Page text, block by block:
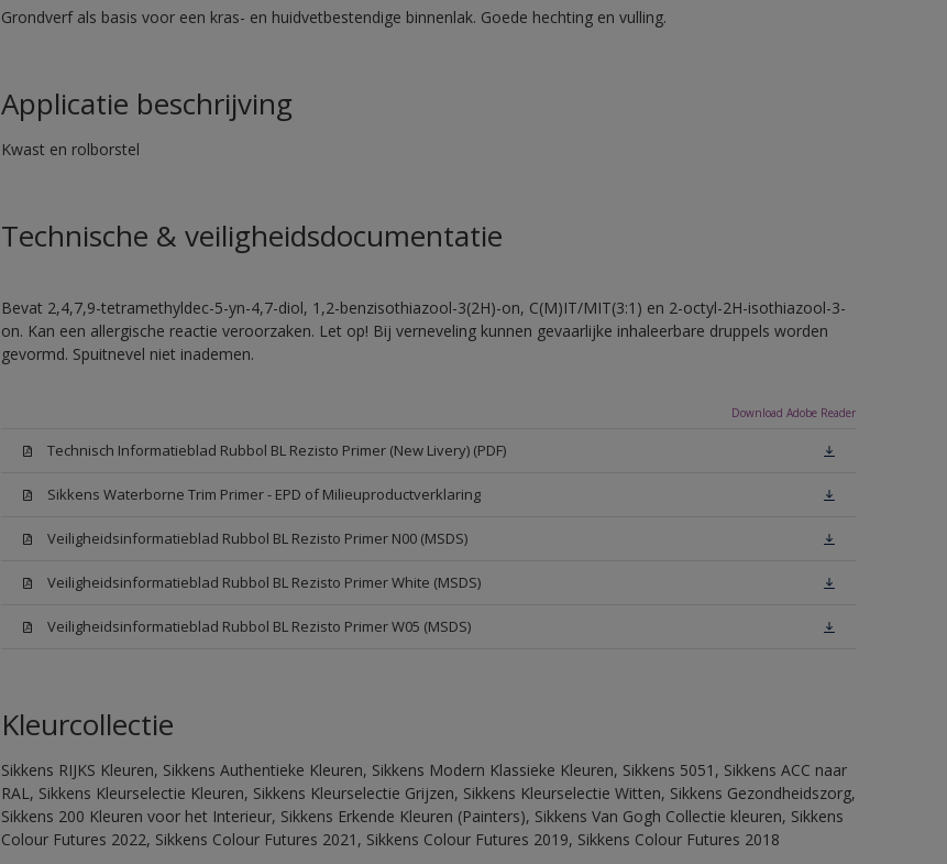
Grondverf als basis voor een kras- en huidvetbestendige binnenlak. Goede hechting en vulling.
Applicatie beschrijving
Kwast en rolborstel
Technische & veiligheidsdocumentatie
Bevat 2,4,7,9-tetramethyldec-5-yn-4,7-diol, 1,2-benzisothiazool-3(2H)-on, C(M)IT/MIT(3:1) en 2-octyl-2H-isothiazool-3-
on. Kan een allergische reactie veroorzaken. Let op! Bij verneveling kunnen gevaarlijke inhaleerbare druppels worden
gevormd. Spuitnevel niet inademen.
Download Adobe Reader
Technisch Informatieblad Rubbol BL Rezisto Primer (New Livery) (PDF)
Sikkens Waterborne Trim Primer - EPD of Milieuproductverklaring
Veiligheidsinformatieblad Rubbol BL Rezisto Primer N00 (MSDS)
Veiligheidsinformatieblad Rubbol BL Rezisto Primer White (MSDS)
Veiligheidsinformatieblad Rubbol BL Rezisto Primer W05 (MSDS)
Kleurcollectie
Sikkens RIJKS Kleuren, Sikkens Authentieke Kleuren, Sikkens Modern Klassieke Kleuren, Sikkens 5051, Sikkens ACC naar
RAL, Sikkens Kleurselectie Kleuren, Sikkens Kleurselectie Grijzen, Sikkens Kleurselectie Witten, Sikkens Gezondheidszorg,
Sikkens 200 Kleuren voor het Interieur, Sikkens Erkende Kleuren (Painters), Sikkens Van Gogh Collectie kleuren, Sikkens
Colour Futures 2022, Sikkens Colour Futures 2021, Sikkens Colour Futures 2019, Sikkens Colour Futures 2018